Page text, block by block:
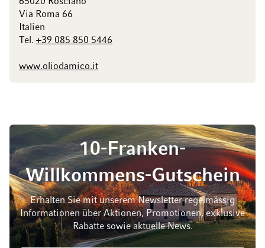
Via Roma 66
Italien
Tel. +39 085 850 5446
www.oliodamico.it
10-Franken-
Willkommens-Gutschein
Erhalten Sie mit unserem Newsletter regelmässig
Informationen über Aktionen, Promotionen, exklusive
Rabatte sowie aktuelle News.